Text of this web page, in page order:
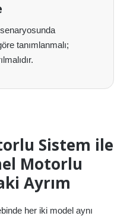
tanımlanmalı;
Sistem ile
Motorlu
Ayrım
her iki model aynı